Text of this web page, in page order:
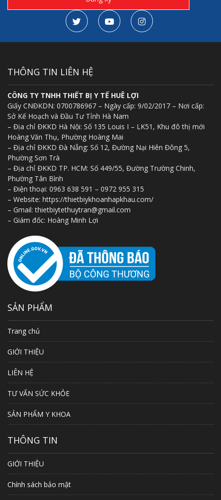
THÔNG TIN LIÊN HỆ
CÔNG TY TNHH THIẾT BỊ Y TẾ HUÊ LỢI
Giấy CNĐKDN: 0700786967 – Ngày cấp: 9/02/2017 – Nơi cấp:
Sở Kế Hoạch và Đầu Tư Tỉnh Hà Nam
– Địa chỉ ĐKKD Hà Nội: Số 135 Louis I – LK51, Khu đô thị mới
Hoàng Văn Thụ, Phường Hoàng Mai
– Địa chỉ ĐKKD Đà Nẵng: Số 12, Đường Nại Hiên Đông 5,
Phường Sơn Trà
– Địa chỉ ĐKKD TP. HCM: Số 449/55, Đường Trường Chinh,
Phường Tân Bình
– Điện thoại: 0963 638 591 – 0972 955 315
– Website: https://thietbiykhoanhapkhau.com/
– Gmail: thietbiytethuytran@gmail.com
– Giám đốc: Hoàng Minh Lợi
SẢN PHẨM
Trang chủ
GIỚI THIỆU
LIÊN HỆ
TƯ VẤN SỨC KHỎE
SẢN PHẨM Y KHOA
THÔNG TIN
GIỚI THIỆU
Chính sách bảo mật